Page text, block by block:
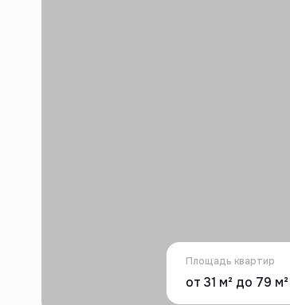
Площадь квартир
от 31 м² до 79 м²